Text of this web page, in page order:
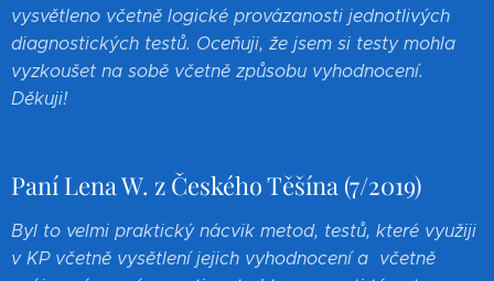
vysvětleno včetně logické provázanosti jednotlivých
diagnostických testů. Oceňuji, že jsem si testy mohla
vyzkoušet na sobě včetně způsobu vyhodnocení.
Děkuji!
Paní Lena W. z Českého Těšína (7/2019)
Byl to velmi praktický nácvik metod, testů, které využiji
v KP včetně vysětlení jejich vyhodnocení a včetně